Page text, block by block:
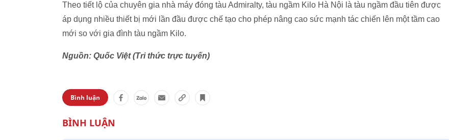
Theo tiết lộ của chuyên gia nhà máy đóng tàu Admiralty, tàu ngầm Kilo Hà Nội là tàu ngầm đầu tiên được
áp dụng nhiều thiết bị mới lần đầu được chế tạo cho phép nâng cao sức mạnh tác chiến lên một tầm cao
mới so với gia đình tàu ngầm Kilo.
Nguồn: Quốc Việt (Tri thức trực tuyến)
Bình luận